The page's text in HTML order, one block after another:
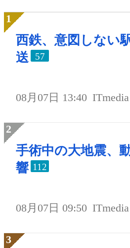
西鉄、意図しない
送
57
08月07日 13:40
手術中の大地震、
響 112
08月07日 09:50